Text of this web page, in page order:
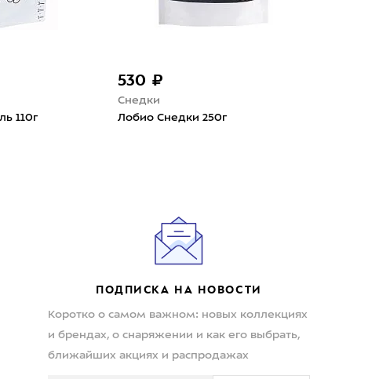
110г
530 ₽
Снедки
Лобио Снедки 250г
ПОДПИСКА НА НОВОСТИ
Коротко о самом важном: новых коллекциях
и брендах, о снаряжении и как его выбрать,
ближайших акциях и распродажах